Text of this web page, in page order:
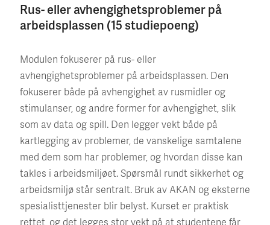
Rus- eller avhengighetsproblemer på
arbeidsplassen (15 studiepoeng)
Modulen fokuserer på rus- eller
avhengighetsproblemer på arbeidsplassen. Den
fokuserer både på avhengighet av rusmidler og
stimulanser, og andre former for avhengighet, slik
som av data og spill. Den legger vekt både på
kartlegging av problemer, de vanskelige samtalene
med dem som har problemer, og hvordan disse kan
takles i arbeidsmiljøet. Spørsmål rundt sikkerhet og
arbeidsmiljø står sentralt. Bruk av AKAN og eksterne
spesialisttjenester blir belyst. Kurset er praktisk
rettet, og det legges stor vekt på at studentene får